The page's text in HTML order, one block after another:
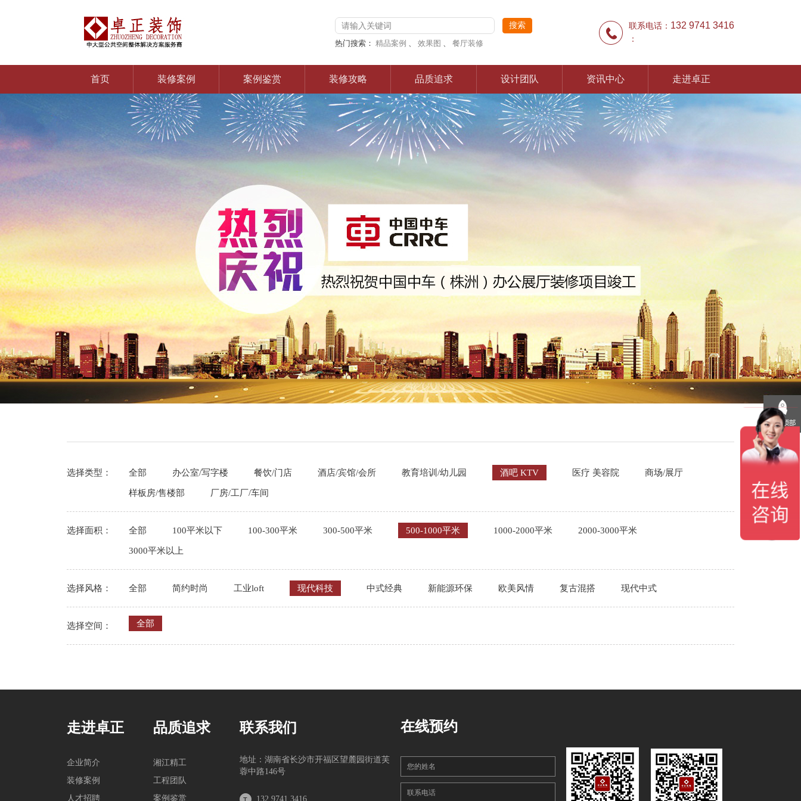
热门搜索： 精品案例 、 效果图 、 餐厅装修
联系电话： 132 9741 3416
：
首页 装修案例 案例鉴赏 装修攻略 品质追求 设计团队 资讯中心 走进卓正
选择类型： 全部 办公室/写字楼 餐饮/门店 酒店/宾馆/会所 教育培训/幼儿园 酒吧 KTV 医疗 美容院 商场/展厅
样板房/售楼部 厂房/工厂/车间
选择面积： 全部 100平米以下 100-300平米 300-500平米 500-1000平米 1000-2000平米 2000-3000平米
3000平米以上
选择风格： 全部 简约时尚 工业loft 现代科技 中式经典 新能源环保 欧美风情 复古混搭 现代中式
选择空间： 全部
走进卓正
企业简介
装修案例
人才招聘
品质追求
湘江精工
工程团队
案例鉴赏
联系我们
地址：湖南省长沙市开福区望麓园街道芙
蓉中路146号
132 9741 3416
在线预约
您的姓名
联系电话